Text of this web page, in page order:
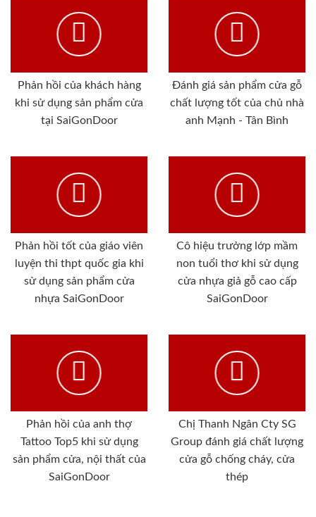
Phản hồi của khách hàng
khi sử dụng sản phẩm cửa
tại SaiGonDoor
Đánh giá sản phẩm cửa gỗ
chất lượng tốt của chủ nhà
anh Mạnh - Tân Bình
Phản hồi tốt của giáo viên
luyện thi thpt quốc gia khi
sử dụng sản phẩm cửa
nhựa SaiGonDoor
Cô hiệu trưởng lớp mầm
non tuổi thơ khi sử dụng
cửa nhựa giả gỗ cao cấp
SaiGonDoor
Phản hồi của anh thợ
Tattoo Top5 khi sử dụng
sản phẩm cửa, nội thất của
SaiGonDoor
Chị Thanh Ngân Cty SG
Group đánh giá chất lượng
cửa gỗ chống cháy, cửa
thép